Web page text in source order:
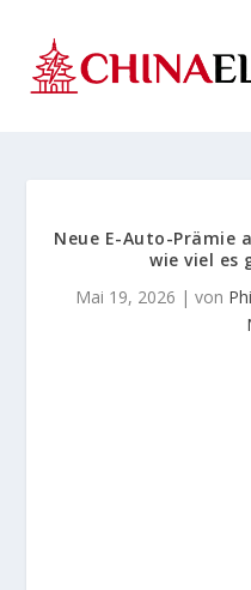
Neue E-Auto-Prämie
wie viel es
Mai 19, 2026 | von